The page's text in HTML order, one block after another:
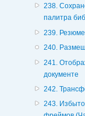
238.
палитра
239. Резюме
240.
241.
документе
242.
243.